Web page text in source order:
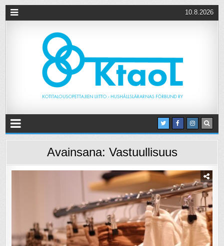
10.8.2026
Avainsana: Vastuullisuus